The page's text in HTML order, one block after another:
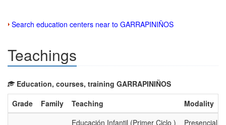
Search education centers near to GARRAPINIÑOS
Teachings
Education, courses, training GARRAPINIÑOS
Grade
Family Teaching Modality
Educación Infantil (Primer Ciclo )
Presencial